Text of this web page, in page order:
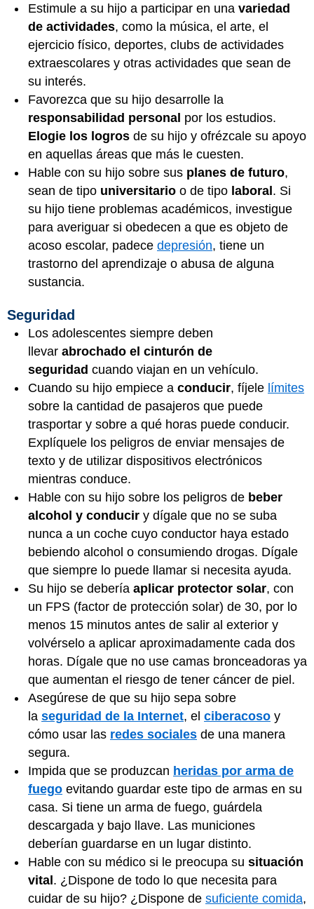
Estimule a su hijo a participar en una variedad
de actividades, como la música, el arte, el
ejercicio físico, deportes, clubs de actividades
extraescolares y otras actividades que sean de
su interés.
Favorezca que su hijo desarrolle la
responsabilidad personal por los estudios.
Elogie los logros de su hijo y ofrézcale su apoyo
en aquellas áreas que más le cuesten.
Hable con su hijo sobre sus planes de futuro,
sean de tipo universitario o de tipo laboral. Si
su hijo tiene problemas académicos, investigue
para averiguar si obedecen a que es objeto de
acoso escolar, padece depresión, tiene un
trastorno del aprendizaje o abusa de alguna
sustancia.
Seguridad
Los adolescentes siempre deben
llevar abrochado el cinturón de
seguridad cuando viajan en un vehículo.
Cuando su hijo empiece a conducir, fíjele límites
sobre la cantidad de pasajeros que puede
trasportar y sobre a qué horas puede conducir.
Explíquele los peligros de enviar mensajes de
texto y de utilizar dispositivos electrónicos
mientras conduce.
Hable con su hijo sobre los peligros de beber
alcohol y conducir y dígale que no se suba
nunca a un coche cuyo conductor haya estado
bebiendo alcohol o consumiendo drogas. Dígale
que siempre lo puede llamar si necesita ayuda.
Su hijo se debería aplicar protector solar, con
un FPS (factor de protección solar) de 30, por lo
menos 15 minutos antes de salir al exterior y
volvérselo a aplicar aproximadamente cada dos
horas. Dígale que no use camas bronceadoras ya
que aumentan el riesgo de tener cáncer de piel.
Asegúrese de que su hijo sepa sobre
la seguridad de la Internet, el ciberacoso y
cómo usar las redes sociales de una manera
segura.
Impida que se produzcan heridas por arma de
fuego evitando guardar este tipo de armas en su
casa. Si tiene un arma de fuego, guárdela
descargada y bajo llave. Las municiones
deberían guardarse en un lugar distinto.
Hable con su médico si le preocupa su situación
vital . ¿Dispone de todo lo que necesita para
cuidar de su hijo? ¿Dispone de suficiente comida,